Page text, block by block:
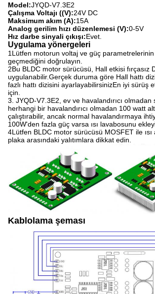
Model:JYQD-V7.3E2
Çalışma Voltajı ((V):24V DC
Maksimum akım (A):15A
Analog gerilim hızı düzenlemesi (V):0-5V
Hız darbe sinyali çıkışı:Evet.
Uygulama yönergeleri
1Lütfen motorun voltaj ve güç parametrelerinin
geçmediğini doğrulayın.
2Bu BLDC motor sürücüsü, Hall etkisi fırçasız
uygulanabilir.Gerçek duruma göre Hall hattı
fazlı hattı dizisini ayarlayabilirsinizEn iyi sürüş
için.
3. JYQD-V7.3E2, ev ve havalandırıcı olmadan
herhangi bir havalandırıcı olmadan 100 watt
çalıştırabilir, ancak normal havalandırmaya
100W'den fazla güç varsa ısı lavabosunu
4Lütfen BLDC motor sürücüsü MOSFET ile ısı
plaka arasındaki yalıtımlara dikkat edin.
Kablolama şeması